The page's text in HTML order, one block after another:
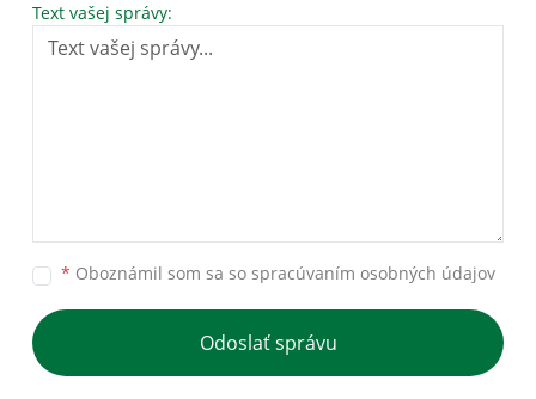
Text vašej správy:
* Oboznámil som sa so spracúvaním osobných údajov
Odoslať správu